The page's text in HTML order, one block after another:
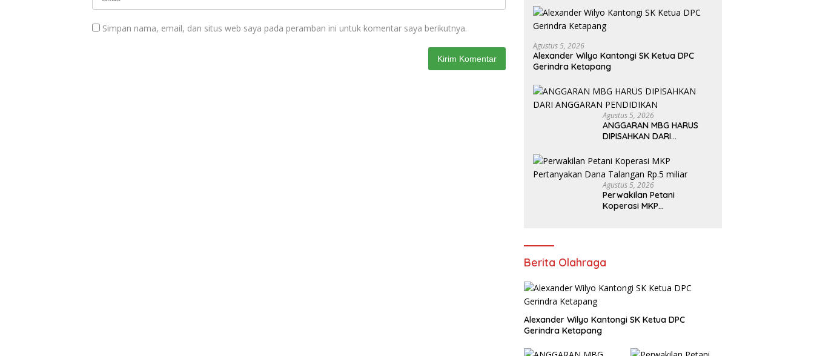
Simpan nama, email, dan situs web saya pada peramban ini untuk komentar saya berikutnya.
Agustus 5, 2026
Alexander Wilyo Kantongi SK Ketua DPC
Gerindra Ketapang
Agustus 5, 2026
ANGGARAN MBG HARUS
DIPISAHKAN DARI
Agustus 5, 2026
Perwakilan Petani
Koperasi MKP
Berita Olahraga
Alexander Wilyo Kantongi SK Ketua DPC
Gerindra Ketapang